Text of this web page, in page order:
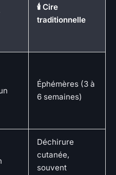
🕯️ Cire
traditionnelle
Éphémères (3 à
6 semaines)
Déchirure
cutanée,
souvent